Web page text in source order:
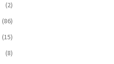
(2)
(86)
(15)
(8)